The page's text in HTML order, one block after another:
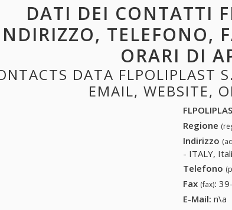
DATI DEI CONTATTI
TELEFONO,
ORARI DI
DATA FLPOLIPLAST
EMAIL, WEBSITE,
Regione
Indirizzo
- ITALY,
Telefono
Fax (fax):
E-Mail: n\a